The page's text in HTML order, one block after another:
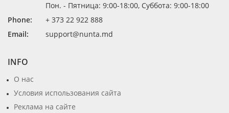
Пон. - Пятница: 9:00-18:00, Суббота: 9:00-18:00
Phone:
+ 373 22 922 888
Email:
support@nunta.md
INFO
О нас
Условия использования сайта
Реклама на сайте